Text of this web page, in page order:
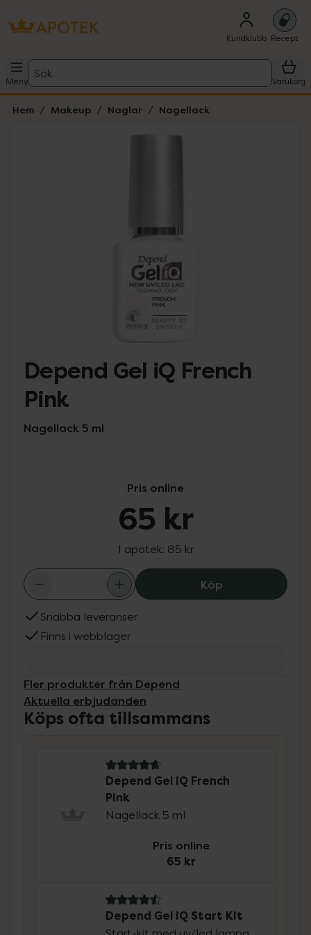
Kundklubb Recept
Meny
Sök
Varukorg
Hem Makeup Naglar Nagellack
Depend Gel iQ French
Pink
Nagellack 5 ml
Pris online
65 kr
I apotek: 85 kr
KöpDepend Gel iQ
Snabba leveranser
Finns i webblager
Fler produkter från Depend
Aktuella erbjudanden
Köps ofta tillsammans
4.9 av 5 i omdöme
Depend Gel iQ French
Pink
Nagellack 5 ml
Pris online
65 kr
4.6 av 5 i omdöme
Depend Gel iQ Start Kit